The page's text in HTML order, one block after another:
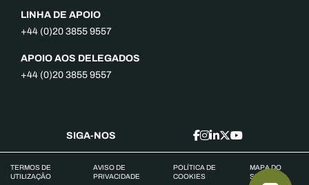
LINHA DE APOIO
+44 (0)20 3855 9557
APOIO AOS DELEGADOS
+44 (0)20 3855 9557
SIGA-NOS
TERMOS DE
UTILIZAÇÃO
AVISO DE
PRIVACIDADE
POLÍTICA DE
COOKIES
MAPA DO
SITE